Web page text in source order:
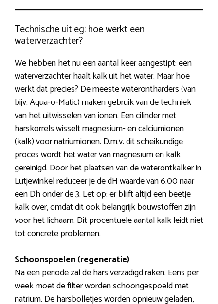
Technische uitleg: hoe werkt een
waterverzachter?
We hebben het nu een aantal keer aangestipt: een
waterverzachter haalt kalk uit het water. Maar hoe
werkt dat precies? De meeste waterontharders (van
bijv. Aqua-o-Matic) maken gebruik van de techniek
van het uitwisselen van ionen. Een cilinder met
harskorrels wisselt magnesium- en calciumionen
(kalk) voor natriumionen. D.m.v. dit scheikundige
proces wordt het water van magnesium en kalk
gereinigd. Door het plaatsen van de waterontkalker in
Lutjewinkel reduceer je de dH waarde van 6.00 naar
een Dh onder de 3. Let op: er blijft altijd een beetje
kalk over, omdat dit ook belangrijk bouwstoffen zijn
voor het lichaam. Dit procentuele aantal kalk leidt niet
tot concrete problemen.
Schoonspoelen (regeneratie)
Na een periode zal de hars verzadigd raken. Eens per
week moet de filter worden schoongespoeld met
natrium. De harsbolletjes worden opnieuw geladen,